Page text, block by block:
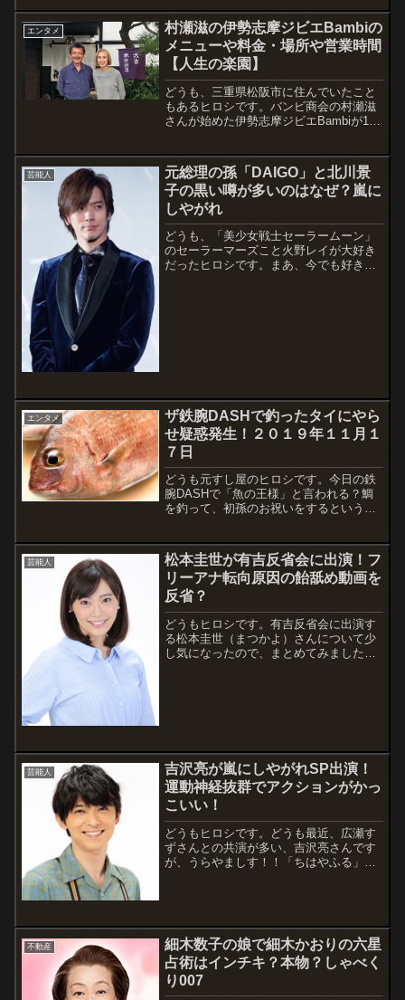
と、犬種...
エンタメ
村瀬滋の伊勢志摩ジビエBambiの
メニューや料金・場所や営業時間
【人生の楽園】
どうも、三重県松阪市に住んでいたこと
もあるヒロシです。バンビ商会の村瀬滋
さんが始めた伊勢志摩ジビエBambiが12
場所やアクセス方法など、調べてみまし
た。私も、松阪に住んでいたころは伊
勢...
芸能人
元総理の孫「DAIGO」と北川景
子の黒い噂が多いのはなぜ？嵐に
しやがれ
どうも、「美少女戦士セーラームーン」
のセーラーマーズこと火野レイが大好き
だったヒロシです。まあ、今でも好きで
エンタメ
ザ鉄腕DASHで釣ったタイにやら
せ疑惑発生！２０１９年１１月１
７日
どうも元すし屋のヒロシです。今日の鉄
腕DASHで「魚の王様」と言われる？鯛
を釣って、初孫のお祝いをするという企
て食べていた時に、天然ものの鯛にはな
い特徴があったことです。つまり、養殖
の鯛特...
芸能人
松本圭世が有吉反省会に出演！フ
リーアナ転向原因の飴舐め動画を
反省？
どうもヒロシです。有吉反省会に出演す
る松本圭世（まつかよ）さんについて少
し気になったので、まとめてみました。
芸能人
吉沢亮が嵐にしやがれSP出演！
運動神経抜群でアクションがかっ
こいい！
どうもヒロシです。どうも最近、広瀬す
ずさんとの共演が多い、吉沢亮さんです
が、うらやましす！！「ちはやふる」と
2019年4月...
不動産
細木数子の娘で細木かおりの六星
占術はインチキ？本物？しゃべく
り007